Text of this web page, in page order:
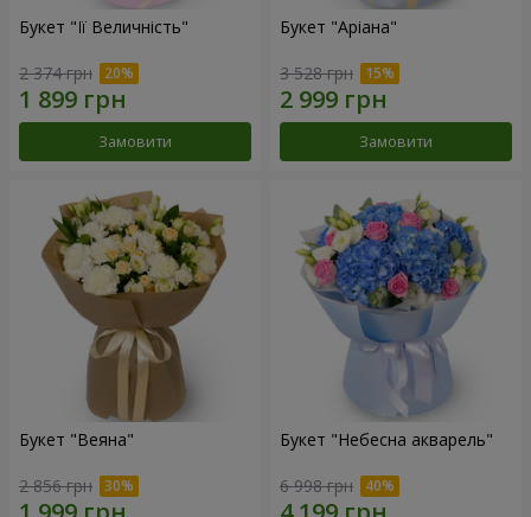
Букет "Її Величність"
2 374 грн
Замовити
Букет "Аріана"
3 528 грн
Замовити
Букет "Веяна"
2 856 грн
Букет "Небесна акварель"
6 998 грн